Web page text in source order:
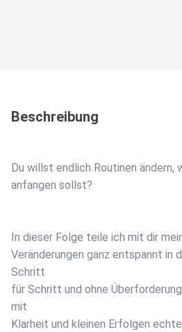
Beschreibung
Du willst endlich Routinen ändern,
anfangen sollst?
In dieser Folge teile ich mit dir
Veränderungen ganz entspannt in
Schritt
für Schritt und ohne
mit
Klarheit und kleinen Erfolgen